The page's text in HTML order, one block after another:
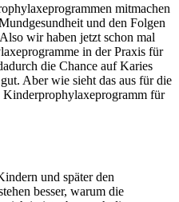
mitmachen
und den Folgen
wir haben jetzt schon mal
in der Praxis für
die Chance auf Karies
Aber wie sieht das aus für die
Kinderprophylaxeprogramm für
und später den
besser, warum die